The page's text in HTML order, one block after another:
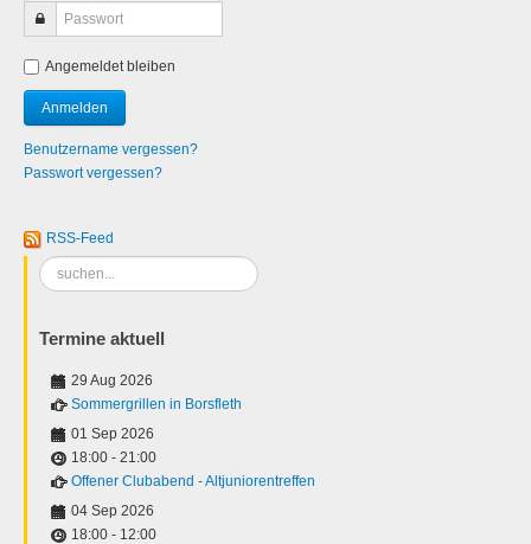
Angemeldet bleiben
Benutzername vergessen?
Passwort vergessen?
RSS-Feed
Suchen
...
Termine aktuell
29 Aug 2026
Sommergrillen in Borsfleth
01 Sep 2026
18:00 - 21:00
Offener Clubabend - Altjuniorentreffen
04 Sep 2026
18:00 - 12:00